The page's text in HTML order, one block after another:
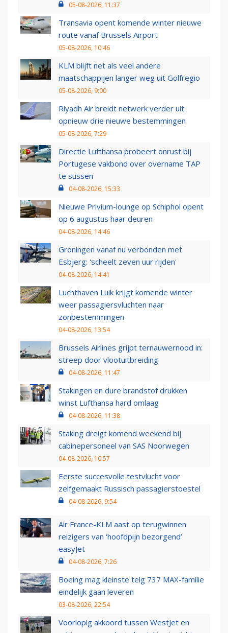
05-08-2026, 11:37
Transavia opent komende winter nieuwe
route vanaf Brussels Airport
05-08-2026, 10:46
KLM blijft net als veel andere
maatschappijen langer weg uit Golfregio
05-08-2026, 9:00
Riyadh Air breidt netwerk verder uit:
opnieuw drie nieuwe bestemmingen
05-08-2026, 7:29
Directie Lufthansa probeert onrust bij
Portugese vakbond over overname TAP
te sussen
04-08-2026, 15:33
Nieuwe Privium-lounge op Schiphol opent
op 6 augustus haar deuren
04-08-2026, 14:46
Groningen vanaf nu verbonden met
Esbjerg: 'scheelt zeven uur rijden'
04-08-2026, 14:41
Luchthaven Luik krijgt komende winter
weer passagiersvluchten naar
zonbestemmingen
04-08-2026, 13:54
Brussels Airlines grijpt ternauwernood in:
streep door vlootuitbreiding
04-08-2026, 11:47
Stakingen en dure brandstof drukken
winst Lufthansa hard omlaag
04-08-2026, 11:38
Staking dreigt komend weekend bij
cabinepersoneel van SAS Noorwegen
04-08-2026, 10:57
Eerste succesvolle testvlucht voor
zelfgemaakt Russisch passagierstoestel
04-08-2026, 9:54
Air France-KLM aast op terugwinnen
reizigers van ‘hoofdpijn bezorgend’
easyJet
04-08-2026, 7:26
Boeing mag kleinste telg 737 MAX-familie
eindelijk gaan leveren
03-08-2026, 22:54
Voorlopig akkoord tussen WestJet en